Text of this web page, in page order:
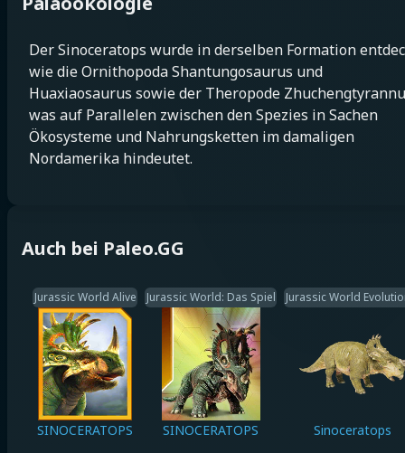
Der Sinoceratops wurde in derselben Formation
wie die Ornithopoda Shantungosaurus und
Huaxiaosaurus sowie der Theropode
was auf Parallelen zwischen den Spezies in Sachen
Ökosysteme und Nahrungsketten im damaligen
Nordamerika hindeutet.
Auch bei Paleo.GG
Jurassic World Alive
SINOCERATOPS
Jurassic World: Das Spiel
SINOCERATOPS
Jurassic World
Sinoceratops